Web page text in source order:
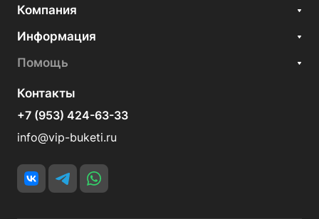
Компания
Информация
Помощь
Контакты
+7 (953) 424-63-33
info@vip-buketi.ru